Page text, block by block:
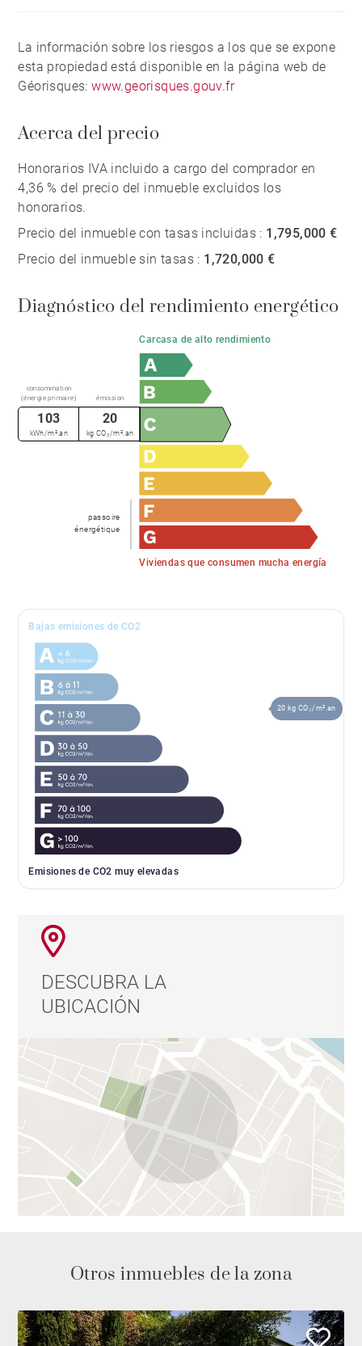
La información sobre los riesgos a los que se expone
esta propiedad está disponible en la página web de
Géorisques:www.georisques.gouv.fr
Acerca del precio
Honorarios IVA incluido a cargo del comprador en
4,36 % del precio del inmueble excluidos los
honorarios.
Precio del inmueble con tasas incluidas : 1,795,000 €
Precio del inmueble sin tasas : 1,720,000 €
Diagnóstico del rendimiento energético
Carcasa de alto rendimiento
Viviendas que consumen mucha energía
passoire
énergétique
consommation
(énergie primaire)
émission
103
kWh/m².an
20
kg CO₂/m².an
Bajas emisiones de CO2
Emisiones de CO2 muy elevadas
20 kg CO₂/m².an
DESCUBRA LA
UBICACIÓN
Otros inmuebles de la zona